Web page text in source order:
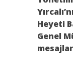
Heyeti
Genel